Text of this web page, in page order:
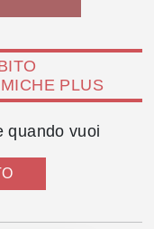
PLUS
quando vuoi